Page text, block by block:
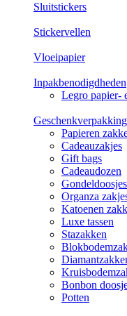
Sluitstickers
Stickervellen
Vloeipapier
Inpakbenodigdheden
Legro papier-
Papieren
Cadeauzakjes
Gift bags
Cadeaudozen
Gondeldoosjes
Organza
Katoenen
Luxe tassen
Stazakken
Bonbon
Potten